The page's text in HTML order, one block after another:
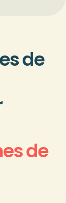
de
de